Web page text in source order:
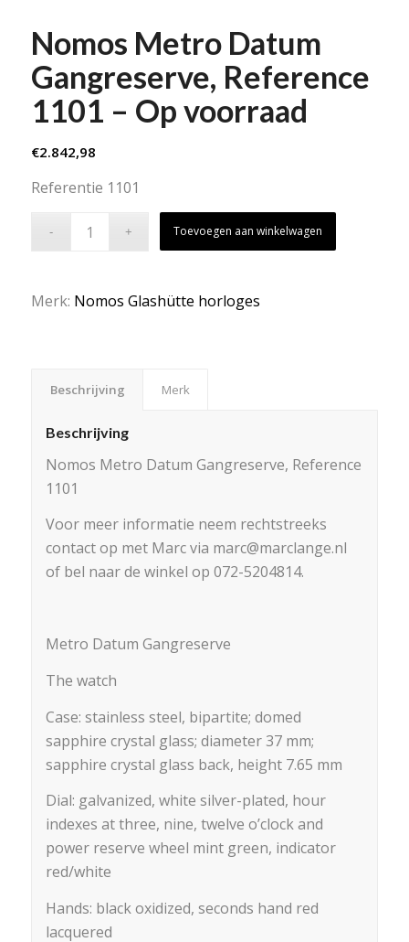
Nomos Metro Datum
Gangreserve, Reference
1101 – Op voorraad
€2.842,98
Referentie 1101
Toevoegen aan winkelwagen
Merk: Nomos Glashütte horloges
Beschrijving Merk
Beschrijving
Nomos Metro Datum Gangreserve, Reference
1101
Voor meer informatie neem rechtstreeks
contact op met Marc via marc@marclange.nl
of bel naar de winkel op 072-5204814.
Metro Datum Gangreserve
The watch
Case: stainless steel, bipartite; domed
sapphire crystal glass; diameter 37 mm;
sapphire crystal glass back, height 7.65 mm
Dial: galvanized, white silver-plated, hour
indexes at three, nine, twelve o’clock and
power reserve wheel mint green, indicator
red/white
Hands: black oxidized, seconds hand red
lacquered